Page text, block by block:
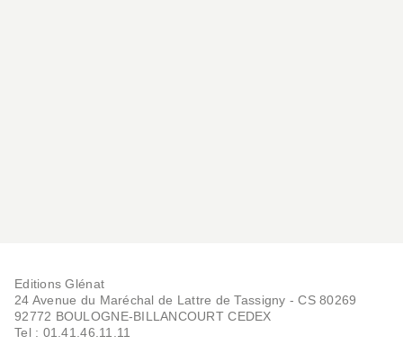
Editions Glénat
24 Avenue du Maréchal de Lattre de Tassigny - CS 80269
92772 BOULOGNE-BILLANCOURT CEDEX
Tel : 01.41.46.11.11